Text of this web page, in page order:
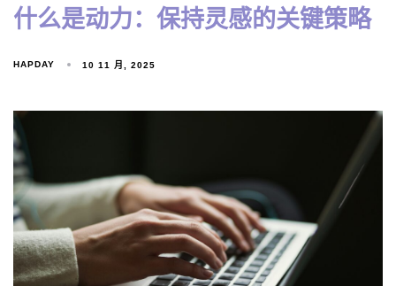
什么是动力：保持灵感的关键策略
HAPDAY 10 11 月, 2025